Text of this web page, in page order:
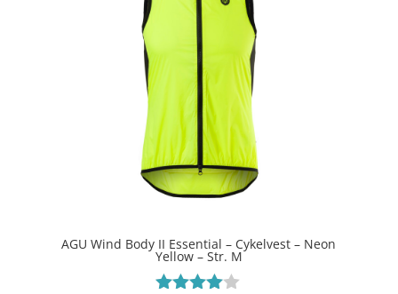
AGU Wind Body II Essential – Cykelvest – Neon
Yellow – Str. M